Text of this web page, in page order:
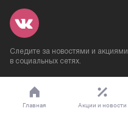
Следите за новостями и акциями
в социальных сетях.
2008—2026 © ТРК «Петровский»
Сделано в «
», 2015
Информация о сайте
Главная Акции и новости